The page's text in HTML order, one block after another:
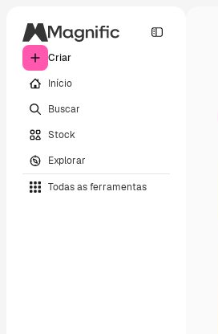
Criar
Início
Buscar
Stock
Explorar
Todas as ferramentas